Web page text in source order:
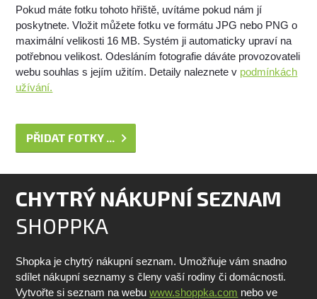
Pokud máte fotku tohoto hřiště, uvítáme pokud nám jí
poskytnete. Vložit můžete fotku ve formátu JPG nebo PNG o
maximální velikosti 16 MB. Systém ji automaticky upraví na
potřebnou velikost. Odesláním fotografie dáváte provozovateli
webu souhlas s jejím užitím. Detaily naleznete v podmínkách
užívání.
PŘIDAT FOTKY ...
CHYTRÝ NÁKUPNÍ SEZNAM
SHOPPKA
Shopka je chytrý nákupní seznam. Umožňuje vám snadno
sdílet nákupní seznamy s členy vaší rodiny či domácnosti.
Vytvořte si seznam na webuwww.shoppka.com nebo ve